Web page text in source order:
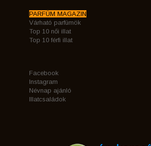
PARFÜM MAGAZIN
Várható parfümök
Top 10 női illat
Top 10 férfi illat
Facebook
Instagram
Névnap ajánló
Illatcsaládok